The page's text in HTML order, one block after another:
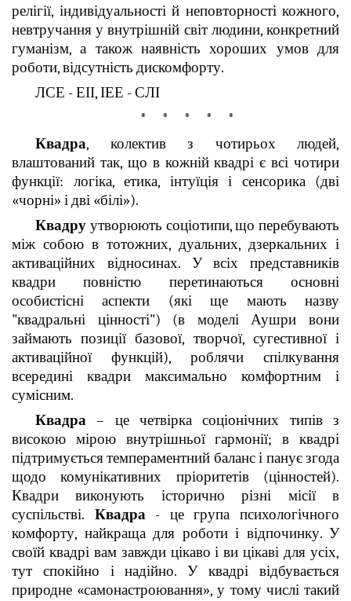
релігії, індивідуальності й неповторності кожного,
невтручання у внутрішній світ людини, конкретний
гуманізм, а також наявність хороших умов для
роботи, відсутність дискомфорту.
ЛСЕ - ЕІІ, ІЕЕ - СЛІ
* * * * *
Квадра, колектив з чотирьох людей,
влаштований так, що в кожній квадрі є всі чотири
функції: логіка, етика, інтуїція і сенсорика (дві
«чорні» і дві «білі»).
Квадру утворюють соціотипи, що перебувають
між собою в тотожних, дуальних, дзеркальних і
активаційних відносинах. У всіх представників
квадри повністю перетинаються основні
особистісні аспекти (які ще мають назву
"квадральні цінності") (в моделі Аушри вони
займають позиції базової, творчої, сугестивної і
активаційної функцій), роблячи спілкування
всередині квадри максимально комфортним і
сумісним.
Квадра – це четвірка соціонічних типів з
високою мірою внутрішньої гармонії; в квадрі
підтримується темпераментний баланс і панує згода
щодо комунікативних пріоритетів (цінностей).
Квадри виконують історично різні місії в
суспільстві. Квадра - це група психологічного
комфорту, найкраща для роботи і відпочинку. У
своїй квадрі вам завжди цікаво і ви цікаві для усіх,
тут спокійно і надійно. У квадрі відбувається
природне «самонастроювання», у тому числі такий